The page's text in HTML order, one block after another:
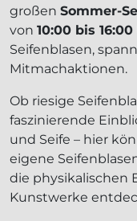
großen Sommer-
von 10:00 bis
Seifenblasen,
Mitmachaktionen.
Ob riesige
faszinierende
und Seife – hier
eigene
die physikalischen
Kunstwerke